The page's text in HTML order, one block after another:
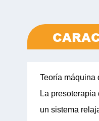
Teoría máquina
La
un sistema